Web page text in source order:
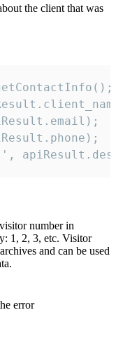
the client that was
number in
1, 2, 3, etc. Visitor
and can be used
error